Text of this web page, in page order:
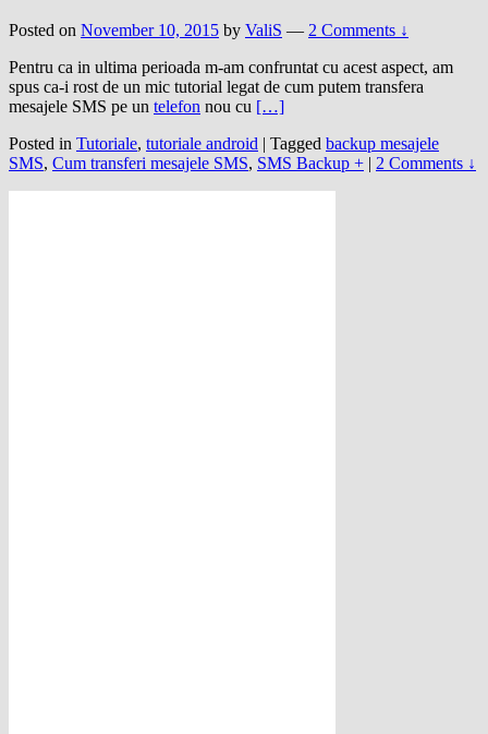
Posted on November 10, 2015 by ValiS — 2 Comments ↓
Pentru ca in ultima perioada m-am confruntat cu acest aspect, am
spus ca-i rost de un mic tutorial legat de cum putem transfera
mesajele SMS pe un telefon nou cu […]
Posted in Tutoriale, tutoriale android | Tagged backup mesajele
SMS, Cum transferi mesajele SMS, SMS Backup + | 2 Comments ↓